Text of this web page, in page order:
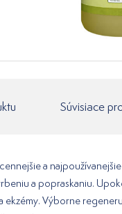
Súvisiace
a
a popraskaniu.
ekzémy. Výborne